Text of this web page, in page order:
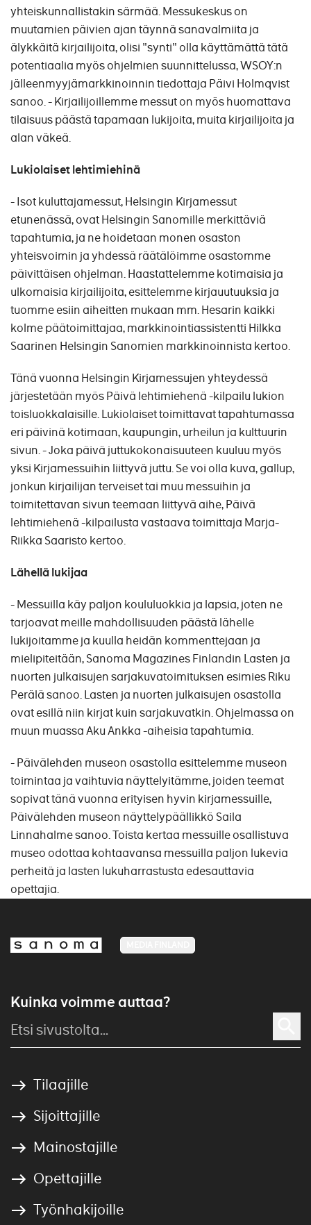
yhteiskunnallistakin särmää. Messukeskus on
muutamien päivien ajan täynnä sanavalmiita ja
älykkäitä kirjailijoita, olisi "synti" olla käyttämättä tätä
potentiaalia myös ohjelmien suunnittelussa, WSOY:n
jälleenmyyjämarkkinoinnin tiedottaja Päivi Holmqvist
sanoo. - Kirjailijoillemme messut on myös huomattava
tilaisuus päästä tapamaan lukijoita, muita kirjailijoita ja
alan väkeä.
Lukiolaiset lehtimiehinä
- Isot kuluttajamessut, Helsingin Kirjamessut
etunenässä, ovat Helsingin Sanomille merkittäviä
tapahtumia, ja ne hoidetaan monen osaston
yhteisvoimin ja yhdessä räätälöimme osastomme
päivittäisen ohjelman. Haastattelemme kotimaisia ja
ulkomaisia kirjailijoita, esittelemme kirjauutuuksia ja
tuomme esiin aiheitten mukaan mm. Hesarin kaikki
kolme päätoimittajaa, markkinointiassistentti Hilkka
Saarinen Helsingin Sanomien markkinoinnista kertoo.
Tänä vuonna Helsingin Kirjamessujen yhteydessä
järjestetään myös Päivä lehtimiehenä -kilpailu lukion
toisluokkalaisille. Lukiolaiset toimittavat tapahtumassa
eri päivinä kotimaan, kaupungin, urheilun ja kulttuurin
sivun. - Joka päivä juttukokonaisuuteen kuuluu myös
yksi Kirjamessuihin liittyvä juttu. Se voi olla kuva, gallup,
jonkun kirjailijan terveiset tai muu messuihin ja
toimitettavan sivun teemaan liittyvä aihe, Päivä
lehtimiehenä -kilpailusta vastaava toimittaja Marja-
Riikka Saaristo kertoo.
Lähellä lukijaa
- Messuilla käy paljon koululuokkia ja lapsia, joten ne
tarjoavat meille mahdollisuuden päästä lähelle
lukijoitamme ja kuulla heidän kommenttejaan ja
mielipiteitään, Sanoma Magazines Finlandin Lasten ja
nuorten julkaisujen sarjakuvatoimituksen esimies Riku
Perälä sanoo. Lasten ja nuorten julkaisujen osastolla
ovat esillä niin kirjat kuin sarjakuvatkin. Ohjelmassa on
muun muassa Aku Ankka -aiheisia tapahtumia.
- Päivälehden museon osastolla esittelemme museon
toimintaa ja vaihtuvia näyttelyitämme, joiden teemat
sopivat tänä vuonna erityisen hyvin kirjamessuille,
Päivälehden museon näyttelypäällikkö Saila
Linnahalme sanoo. Toista kertaa messuille osallistuva
museo odottaa kohtaavansa messuilla paljon lukevia
perheitä ja lasten lukuharrastusta edesauttavia
opettajia.
Kuinka voimme auttaa?
Tilaajille
Sijoittajille
Mainostajille
Opettajille
Työnhakijoille